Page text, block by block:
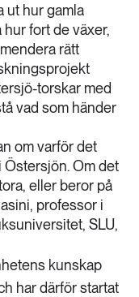
ut hur gamla
fort de växer,
rätt
torskar med
vad som händer
om varför det
Östersjön. Om det
eller beror på
professor i
SLU,
kunskap
har därför startat